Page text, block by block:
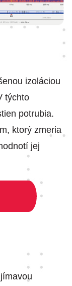
izoláciou
týchto
potrubia.
ktorý zmeria
jej